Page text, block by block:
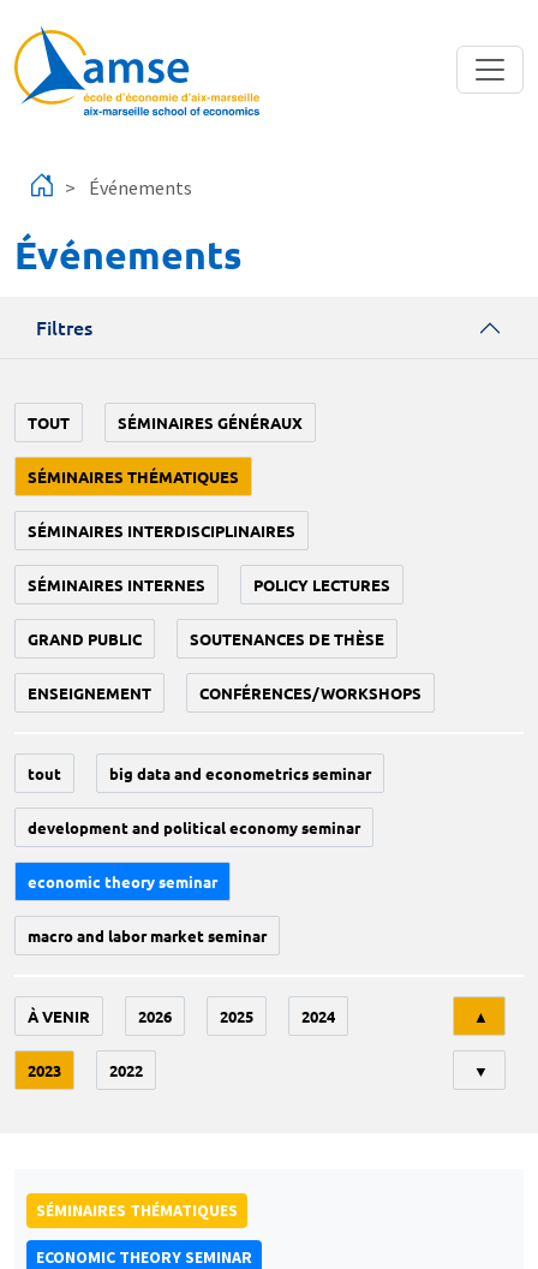
Événements
Événements
Filtres
TOUT SÉMINAIRES GÉNÉRAUX
SÉMINAIRES THÉMATIQUES
SÉMINAIRES INTERDISCIPLINAIRES
SÉMINAIRES INTERNES POLICY LECTURES
GRAND PUBLIC SOUTENANCES DE THÈSE
ENSEIGNEMENT CONFÉRENCES/WORKSHOPS
tout big data and econometrics seminar
development and political economy seminar
economic theory seminar
macro and labor market seminar
À VENIR 2026 2025 2024
2023 2022
▲
▼
SÉMINAIRES THÉMATIQUES
ECONOMIC THEORY SEMINAR